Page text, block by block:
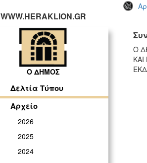
WWW.HERAKLION.GR
Ο ΔΗΜΟΣ
Δελτία Τύπου
Αρχείο
2026
2025
2024
Ο